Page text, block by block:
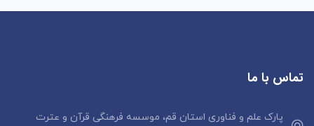
تماس با ما
پارک علم و فناوری استان قم، موسسه فرهنگی قرآن و عترت